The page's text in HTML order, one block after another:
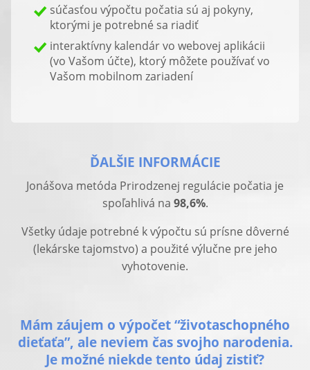
súčasťou výpočtu počatia sú aj pokyny,
ktorými je potrebné sa riadiť
interaktívny kalendár vo webovej aplikácii
(vo Vašom účte), ktorý môžete používať vo
Vašom mobilnom zariadení
ĎALŠIE INFORMÁCIE
Jonášova metóda Prirodzenej regulácie počatia je
spoľahlivá na 98,6%.
Všetky údaje potrebné k výpočtu sú prísne dôverné
(lekárske tajomstvo) a použité výlučne pre jeho
vyhotovenie.
Mám záujem o výpočet “životaschopného
dieťaťa”, ale neviem čas svojho narodenia.
Je možné niekde tento údaj zistiť?